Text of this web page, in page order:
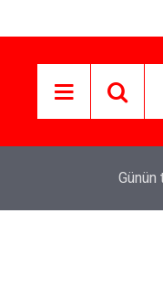
operasyon
Günün